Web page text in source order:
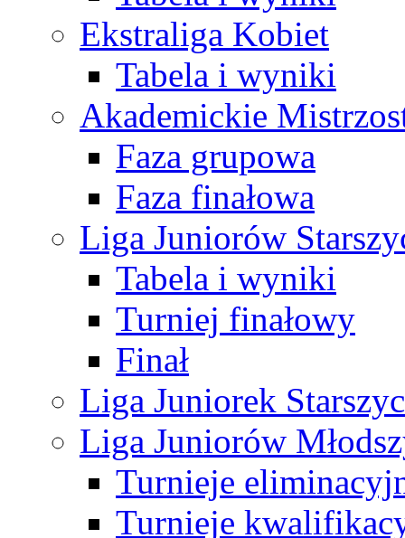
Ekstraliga Kobiet
Tabela i wyniki
Akademickie
Faza grupowa
Faza finałowa
Liga Juniorów
Tabela i wyniki
Turniej finałowy
Finał
Liga Juniorek
Liga Juniorów
Turnieje
Turnieje